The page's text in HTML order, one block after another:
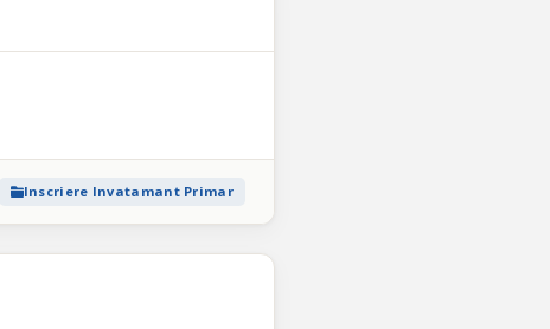
Inscriere Invatamant Primar